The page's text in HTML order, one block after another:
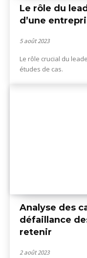
Le rôle du
d’une
5 août 2023
Le rôle crucial du
études de cas.
Analyse des
défaillance
retenir
2 août 2023